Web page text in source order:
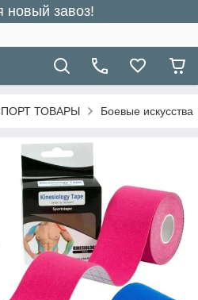
новый завоз!
ТОВАРЫ Боевые искусства